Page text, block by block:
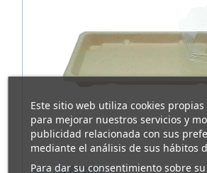
Este sitio web utiliza cookies
para mejorar nuestros servicios y
publicidad relacionada con sus
mediante el análisis de sus hábitos
Para dar su consentimiento sobre
REF.ELAT2076